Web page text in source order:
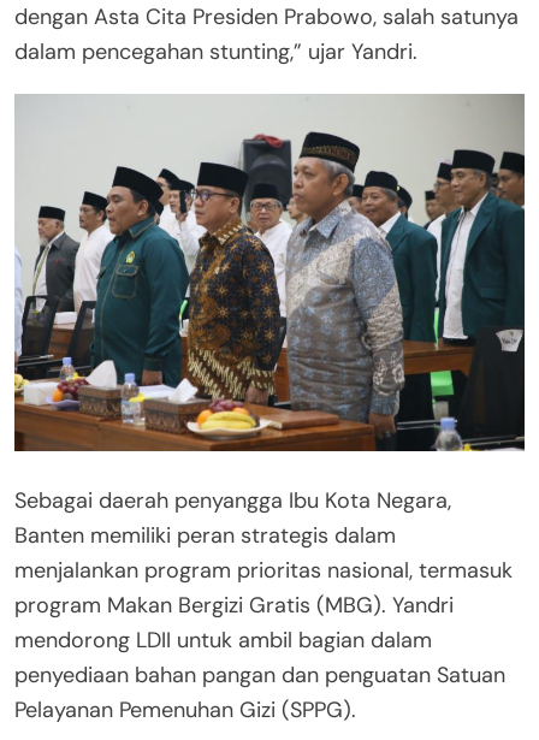
dengan Asta Cita Presiden Prabowo, salah satunya
dalam pencegahan stunting,” ujar Yandri.
Sebagai daerah penyangga Ibu Kota Negara,
Banten memiliki peran strategis dalam
menjalankan program prioritas nasional, termasuk
program Makan Bergizi Gratis (MBG). Yandri
mendorong LDII untuk ambil bagian dalam
penyediaan bahan pangan dan penguatan Satuan
Pelayanan Pemenuhan Gizi (SPPG).